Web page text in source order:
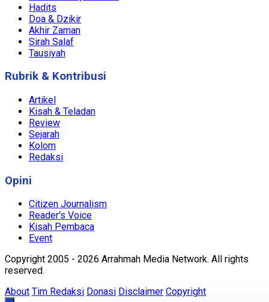
Hadits
Doa & Dzikir
Akhir Zaman
Sirah Salaf
Tausiyah
Rubrik & Kontribusi
Artikel
Kisah & Teladan
Review
Sejarah
Kolom
Redaksi
Opini
Citizen Journalism
Reader's Voice
Kisah Pembaca
Event
Copyright 2005 - 2026 Arrahmah Media Network. All rights
reserved.
About Tim Redaksi Donasi Disclaimer Copyright